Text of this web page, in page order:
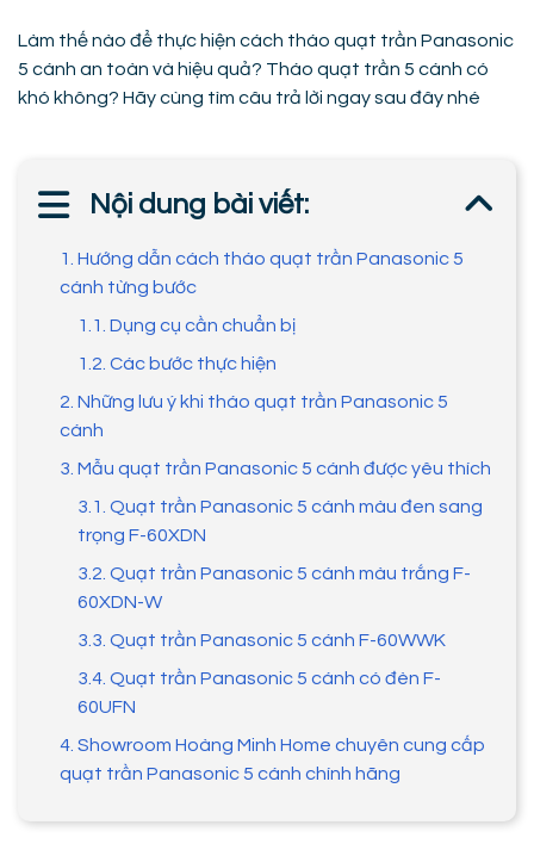
Làm thế nào để thực hiện cách tháo quạt trần Panasonic
5 cánh an toàn và hiệu quả? Tháo quạt trần 5 cánh có
khó không? Hãy cùng tìm câu trả lời ngay sau đây nhé
Nội dung bài viết:
1. Hướng dẫn cách tháo quạt trần Panasonic 5
cánh từng bước
1.1. Dụng cụ cần chuẩn bị
1.2. Các bước thực hiện
2. Những lưu ý khi tháo quạt trần Panasonic 5
cánh
3. Mẫu quạt trần Panasonic 5 cánh được yêu thích
3.1. Quạt trần Panasonic 5 cánh màu đen sang
trọng F-60XDN
3.2. Quạt trần Panasonic 5 cánh màu trắng F-
60XDN-W
3.3. Quạt trần Panasonic 5 cánh F-60WWK
3.4. Quạt trần Panasonic 5 cánh có đèn F-
60UFN
4. Showroom Hoàng Minh Home chuyên cung cấp
quạt trần Panasonic 5 cánh chính hãng